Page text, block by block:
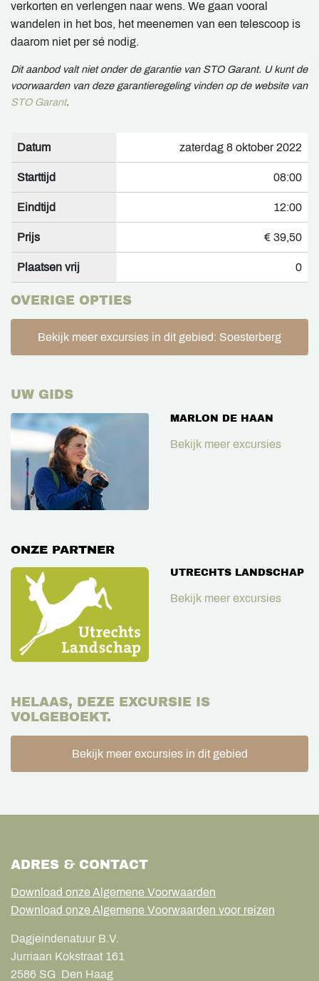
verkorten en verlengen naar wens. We gaan vooral
wandelen in het bos, het meenemen van een telescoop is
daarom niet per sé nodig.
Dit aanbod valt niet onder de garantie van STO Garant. U kunt de
voorwaarden van deze garantieregeling vinden op de website van
STO Garant.
Datum zaterdag 8 oktober 2022
Starttijd 08:00
Eindtijd 12:00
Prijs € 39,50
Plaatsen vrij 0
OVERIGE OPTIES
Bekijk meer excursies in dit gebied: Soesterberg
UW GIDS
MARLON DE HAAN
Bekijk meer excursies
ONZE PARTNER
UTRECHTS LANDSCHAP
Bekijk meer excursies
HELAAS, DEZE EXCURSIE IS
VOLGEBOEKT.
Bekijk meer excursies in dit gebied
ADRES & CONTACT
Download onze Algemene Voorwaarden
Download onze Algemene Voorwaarden voor reizen
Dagjeindenatuur B.V.
Jurriaan Kokstraat 161
2586 SG Den Haag